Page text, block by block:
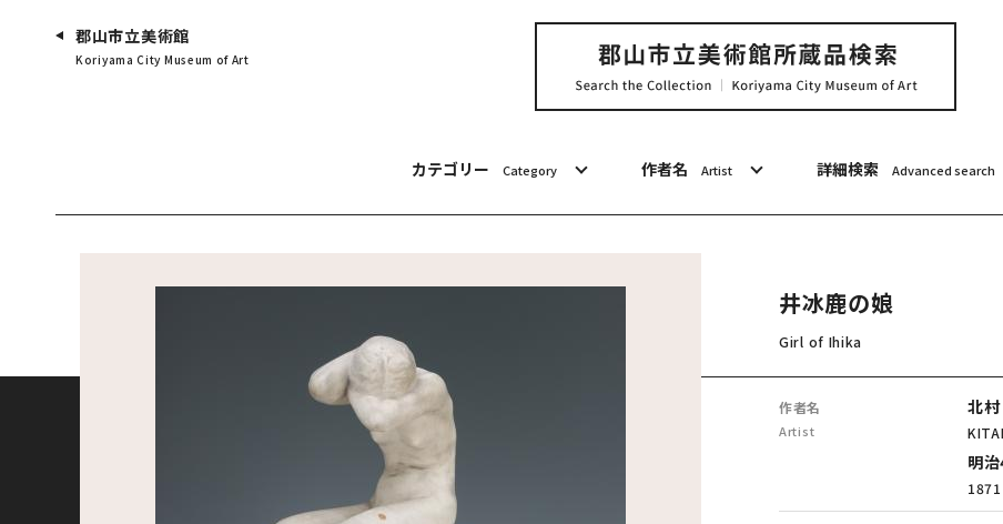
カテゴリー Category 作者名 Artist 詳細検索 Advanced search
郡山市立美術館
Koriyama City Museum of Art
井冰鹿の娘
Girl of Ihika
作者名
Artist
北
明